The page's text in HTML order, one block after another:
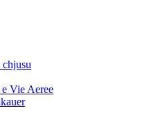
chjusu
Vie Aeree